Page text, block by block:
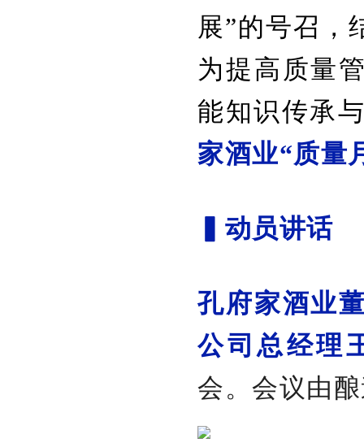
展”的号召，
为提高质量
能知识传承
家酒业“质量
▍动员讲话
孔府家酒业
公司总经理
会。会议由